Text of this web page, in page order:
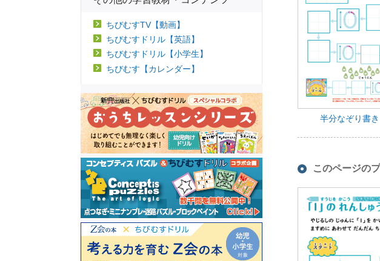
半分なぞり書き
このページの
ちびむすTV【動画】
ちびむすドリル【英語】
ちびむすドリル【小学生】
ちびむす【カレンダー】